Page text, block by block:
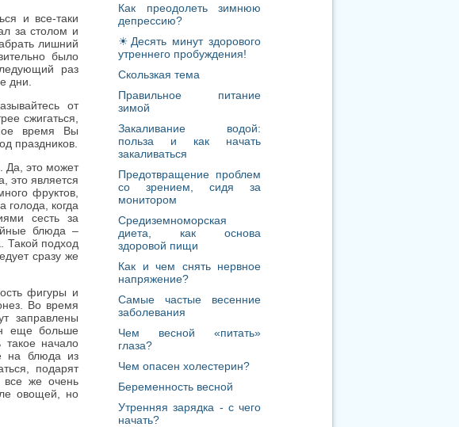
и все-таки
за столом и
лишний
было
раз
дни.
от
сжигаться,
время Вы
праздников.
Да, это может
это является
фруктов,
голода, когда
сесть за
блюда –
Такой подход
сразу же
фигуры и
Во время
заправлены
еще больше
такое начало
на блюда из
подарят
все же очень
овощей, но
Как преодолеть зимнюю
депрессию?
☀Десять минут здорового
утреннего пробуждения!
Скользкая тема
Правильное питание
зимой
Закаливание водой:
польза и как начать
закаливаться
Предотвращение проблем
со зрением, сидя за
монитором
Средиземноморская
диета, как основа
здоровой пищи
Как и чем снять нервное
напряжение?
Самые частые весенние
заболевания
Чем весной «питать»
глаза?
Чем опасен холестерин?
Беременность весной
Утренняя зарядка - с чего
начать?